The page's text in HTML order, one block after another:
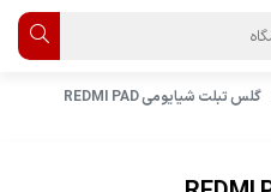
گلس تبلت شیایومی REDMI PAD